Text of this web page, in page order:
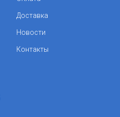
Доставка
Новости
Контакты